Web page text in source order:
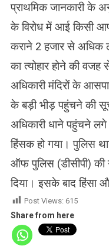
प्राथमिक जानकारी के
के विरोध में आई किसी
कराने 2 हजार से अधिक
का त्योहार होने की
अधिकारी मंदिरों के
के बड़ी भीड़ पहुंचने की
अधिकारी धाने पहुंचने
हिंसक हो गया। पुलिस
ऑफ पुलिस (डीसीपी)
दिया। इसके बाद हिंसा
Post Views: 615
Share from here